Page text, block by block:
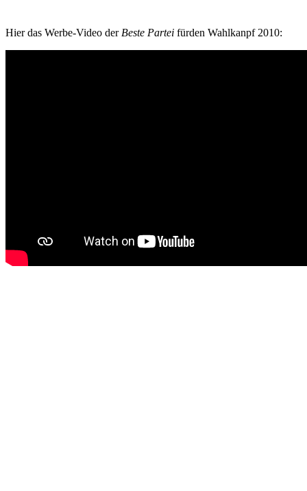
Hier das Werbe-Video der Beste Partei fürden Wahlkanpf 2010: